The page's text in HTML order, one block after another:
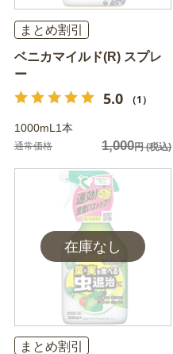
まとめ割引
ベニカマイルド(R) スプレ
ー
5.0 （1）
1000mL1本
通常価格 1,000円(税込)
まとめ割引